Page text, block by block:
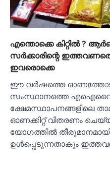
എന്തൊക്കെ കിറ്റില്‍ ?
സര്‍ക്കാരിന്റെ
ഇവരൊക്കെ
ഈ വർഷത്തെ
സംസ്ഥാനത്തെ എഐവൈ
ക്ഷേമസ്ഥാപനങ്ങളിലെ
ഓണക്കിറ്റ് വിതരണം
യോഗത്തില്‍
ഉള്‍പ്പെടുന്നതാകും